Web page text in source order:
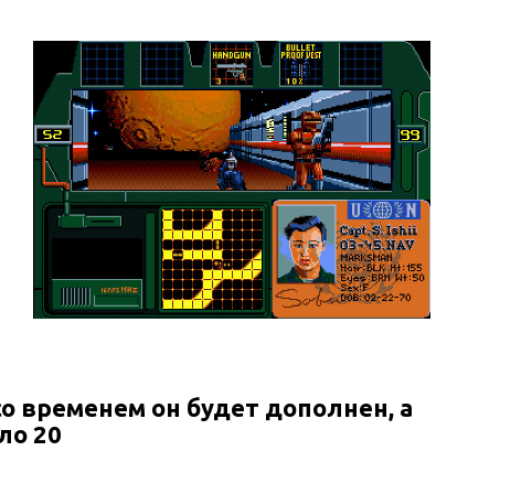
временем он будет дополнен, а
20